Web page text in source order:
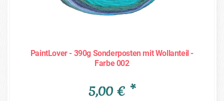
PaintLover - 390g Sonderposten mit Wollanteil -
Farbe 002
5,00 € *